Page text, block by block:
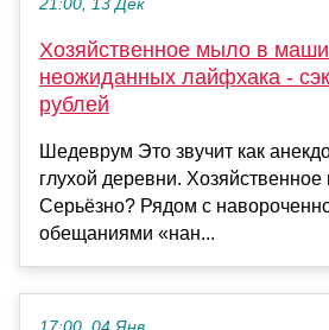
21:00, 13 Дек
Хозяйственное мыло в
неожиданных лайфхака -
рублей
Шедеврум Это звучит как
глухой деревни.
Серьёзно? Рядом с
обещаниями «нан...